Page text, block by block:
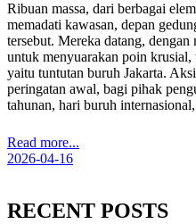
Ribuan massa, dari berbagai
memadati kawasan, depan
tersebut. Mereka datang, dengan
untuk menyuarakan poin krusial,
yaitu tuntutan buruh Jakarta.
peringatan awal, bagi pihak
tahunan, hari buruh
Read more...
2026-04-16
RECENT POSTS